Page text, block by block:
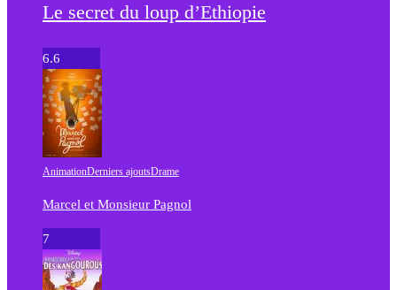
Le secret du loup d’Ethiopie
6.6
AnimationDerniers ajoutsDrame
Marcel et Monsieur Pagnol
7